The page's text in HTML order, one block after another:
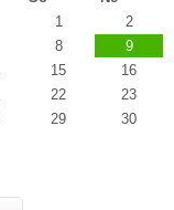
1
2
8
9
15
16
22
23
29
30